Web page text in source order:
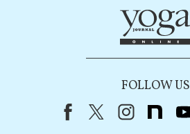
FOLLOW US
FacebookX（旧Twitter）
instagram
note